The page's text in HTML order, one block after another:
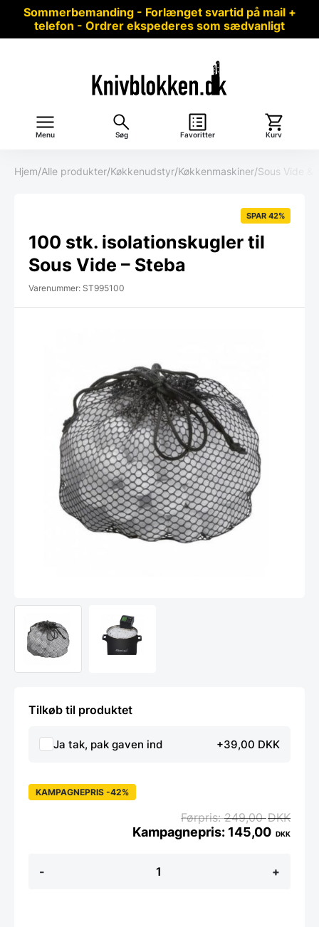
Sommerbemanding - Forlænget svartid på mail +
telefon - Ordrer ekspederes som sædvanligt
Menu Søg Favoritter Kurv
Hjem/Alle produkter/Køkkenudstyr/Køkkenmaskiner/Sous Vide &
SPAR 42%
100 stk. isolationskugler til
Sous Vide – Steba
Varenummer: ST995100
Tilkøb til produktet
Ja tak, pak gaven ind +39,00 DKK
-
stk.
+
KAMPAGNEPRIS -42%
249,00DKK
145,00 DKK